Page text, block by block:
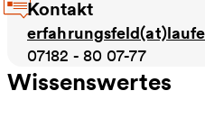
Kontakt
07182 - 80 07-77
Wissenswertes